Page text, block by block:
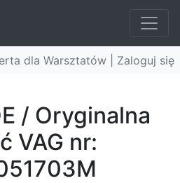
dla Warsztatów | Zaloguj się
/ Oryginalna
VAG nr: